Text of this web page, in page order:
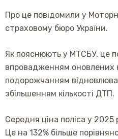
Про це повідомили у
страховому бюро України.
Як пояснюють у МТСБУ, це
впровадженням
подорожчанням
збільшенням кількості ДТП.
Середня ціна поліса у 2025
Це на 132% більше